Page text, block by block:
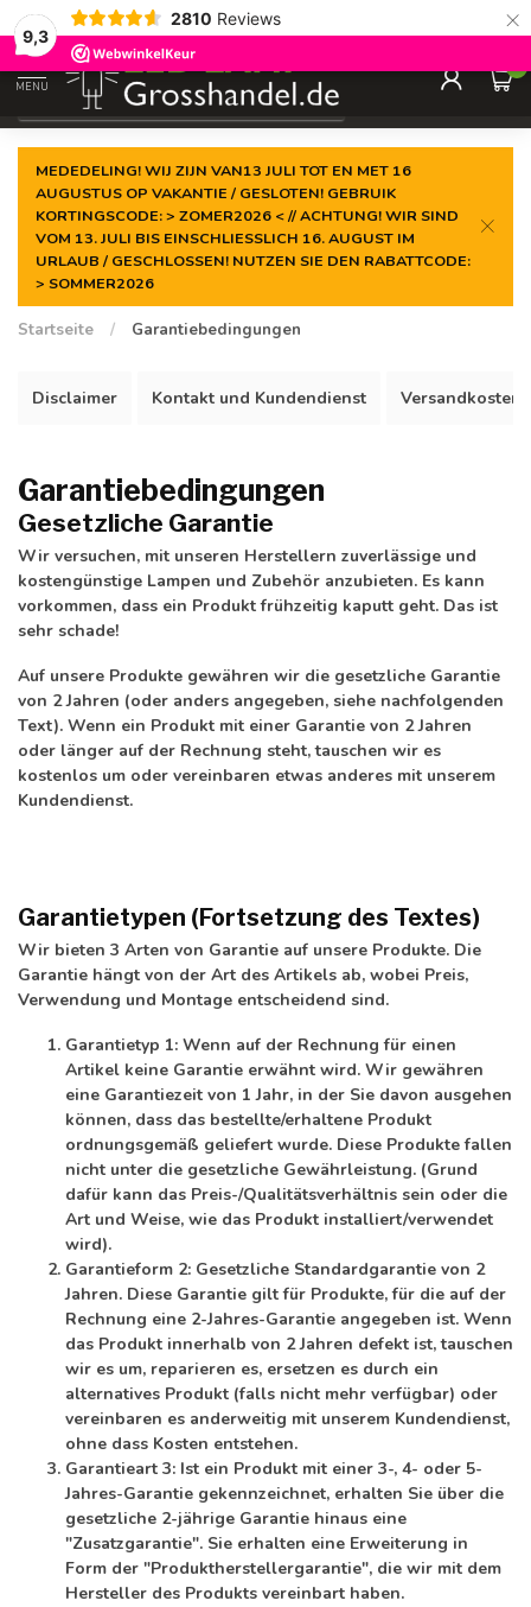
9,3
2810 Reviews ×
Garantiert derniedrigste Preis
MENU
0
MEDEDELING! WIJ ZIJN VAN13 JULI TOT EN MET 16
AUGUSTUS OP VAKANTIE / GESLOTEN! GEBRUIK
KORTINGSCODE: > ZOMER2026 < // ACHTUNG! WIR SIND
VOM 13. JULI BIS EINSCHLIESSLICH 16. AUGUST IM
URLAUB / GESCHLOSSEN! NUTZEN SIE DEN RABATTCODE:
> SOMMER2026
Startseite / Garantiebedingungen
Disclaimer Kontakt und Kundendienst Versandkosten
Garantiebedingungen
Gesetzliche Garantie
Wir versuchen, mit unseren Herstellern zuverlässige und
kostengünstige Lampen und Zubehör anzubieten. Es kann
vorkommen, dass ein Produkt frühzeitig kaputt geht. Das ist
sehr schade!
Auf unsere Produkte gewähren wir die gesetzliche Garantie
von 2 Jahren (oder anders angegeben, siehe nachfolgenden
Text). Wenn ein Produkt mit einer Garantie von 2 Jahren
oder länger auf der Rechnung steht, tauschen wir es
kostenlos um oder vereinbaren etwas anderes mit unserem
Kundendienst.
Garantietypen (Fortsetzung des Textes)
Wir bieten 3 Arten von Garantie auf unsere Produkte. Die
Garantie hängt von der Art des Artikels ab, wobei Preis,
Verwendung und Montage entscheidend sind.
Garantietyp 1: Wenn auf der Rechnung für einen
Artikel keine Garantie erwähnt wird. Wir gewähren
eine Garantiezeit von 1 Jahr, in der Sie davon ausgehen
können, dass das bestellte/erhaltene Produkt
ordnungsgemäß geliefert wurde. Diese Produkte fallen
nicht unter die gesetzliche Gewährleistung. (Grund
dafür kann das Preis-/Qualitätsverhältnis sein oder die
Art und Weise, wie das Produkt installiert/verwendet
wird).
Garantieform 2: Gesetzliche Standardgarantie von 2
Jahren. Diese Garantie gilt für Produkte, für die auf der
Rechnung eine 2-Jahres-Garantie angegeben ist. Wenn
das Produkt innerhalb von 2 Jahren defekt ist, tauschen
wir es um, reparieren es, ersetzen es durch ein
alternatives Produkt (falls nicht mehr verfügbar) oder
vereinbaren es anderweitig mit unserem Kundendienst,
ohne dass Kosten entstehen.
Garantieart 3: Ist ein Produkt mit einer 3-, 4- oder 5-
Jahres-Garantie gekennzeichnet, erhalten Sie über die
gesetzliche 2-jährige Garantie hinaus eine
"Zusatzgarantie". Sie erhalten eine Erweiterung in
Form der "Produktherstellergarantie", die wir mit dem
Hersteller des Produkts vereinbart haben.